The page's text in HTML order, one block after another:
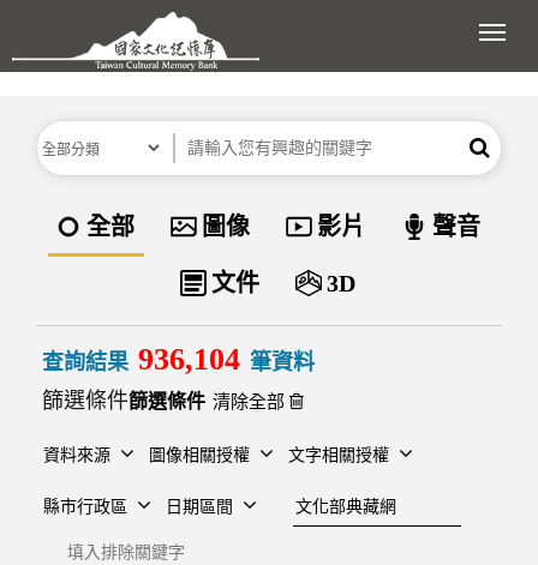
跳到主要內容區塊
展
分類 關鍵字 搜尋
資料類型
全部 圖像 影片 聲音
文件 3D
查詢結果 936,104 筆資料
篩選條件
清除全部
資料來源 圖像相關授權 文字相關授權
縣市行政區 日期區間
建檔單位
排除關鍵字